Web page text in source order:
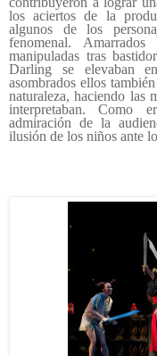
los aciertos de la
algunos de los
fenomenal.
manipuladas tras
Darling se elevaban
asombrados ellos
naturaleza, haciendo las
interpretaban. Como
admiración de la
ilusión de los niños ante